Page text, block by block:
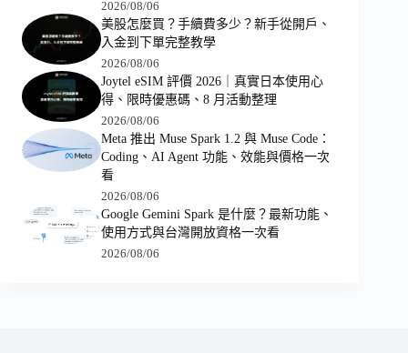
2026/08/06
美股怎麼買？手續費多少？新手從開戶、
入金到下單完整教學
2026/08/06
Joytel eSIM 評價 2026｜真實日本使用心
得、限時優惠碼、8 月活動整理
2026/08/06
Meta 推出 Muse Spark 1.2 與 Muse Code：
Coding、AI Agent 功能、效能與價格一次
看
2026/08/06
Google Gemini Spark 是什麼？最新功能、
使用方式與台灣開放資格一次看
2026/08/06